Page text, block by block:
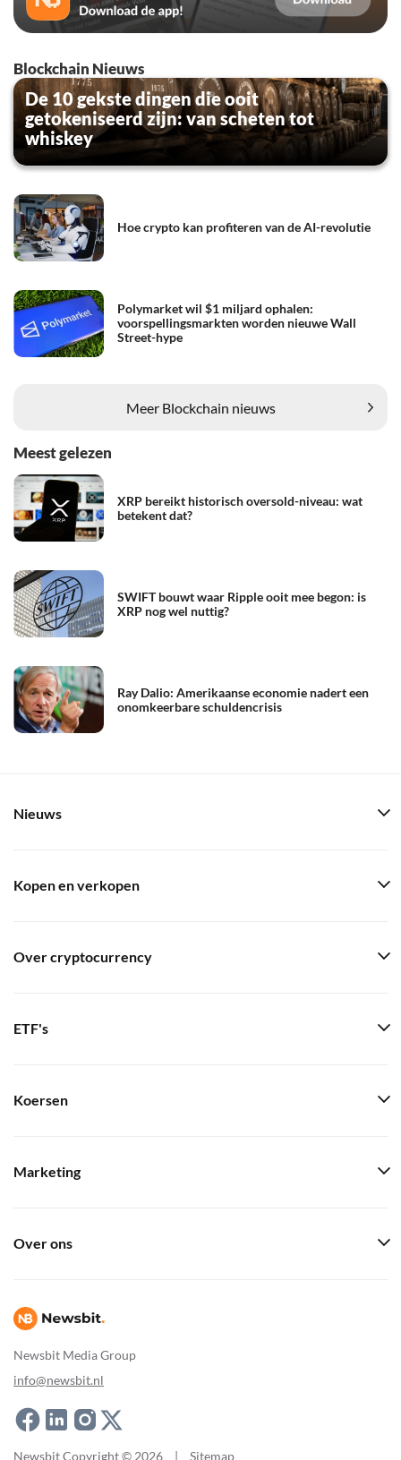
Blockchain Nieuws
De 10 gekste dingen die ooit
getokeniseerd zijn: van scheten tot
whiskey
Hoe crypto kan profiteren van de AI-revolutie
Polymarket wil $1 miljard ophalen:
voorspellingsmarkten worden nieuwe Wall
Street-hype
Meer Blockchain nieuws
Meest gelezen
XRP bereikt historisch oversold-niveau: wat
betekent dat?
SWIFT bouwt waar Ripple ooit mee begon: is
XRP nog wel nuttig?
Ray Dalio: Amerikaanse economie nadert een
onomkeerbare schuldencrisis
Newsbit Media Group
info@newsbit.nl
Nieuws
Kopen en verkopen
Over cryptocurrency
ETF's
Koersen
Marketing
Over ons
Newsbit Copyright © 2026 | Sitemap